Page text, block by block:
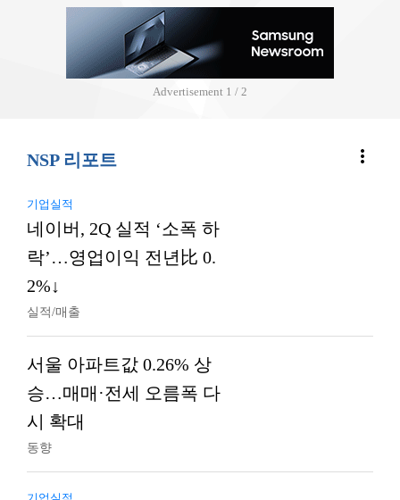
Advertisement 2 / 2
NSP 리포트 more_vert
기업실적
네이버, 2Q 실적 ‘소폭 하
락’…영업이익 전년比 0.
2%↓
실적/매출
서울 아파트값 0.26% 상
승…매매·전세 오름폭 다
시 확대
동향